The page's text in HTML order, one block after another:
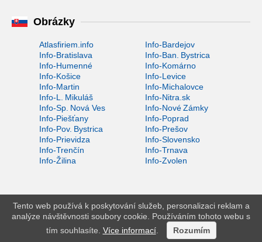
Obrázky
Atlasfiriem.info
Info-Bardejov
Info-Bratislava
Info-Ban. Bystrica
Info-Humenné
Info-Komárno
Info-Košice
Info-Levice
Info-Martin
Info-Michalovce
Info-L. Mikuláš
Info-Nitra.sk
Info-Sp. Nová Ves
Info-Nové Zámky
Info-Piešťany
Info-Poprad
Info-Pov. Bystrica
Info-Prešov
Info-Prievidza
Info-Slovensko
Info-Trenčín
Info-Trnava
Info-Žilina
Info-Zvolen
Tento web používá k poskytování služeb, personalizaci reklam a
analýze návštěvnosti soubory cookie. Používáním tohoto webu s
tím souhlasíte. Více informací. Rozumím